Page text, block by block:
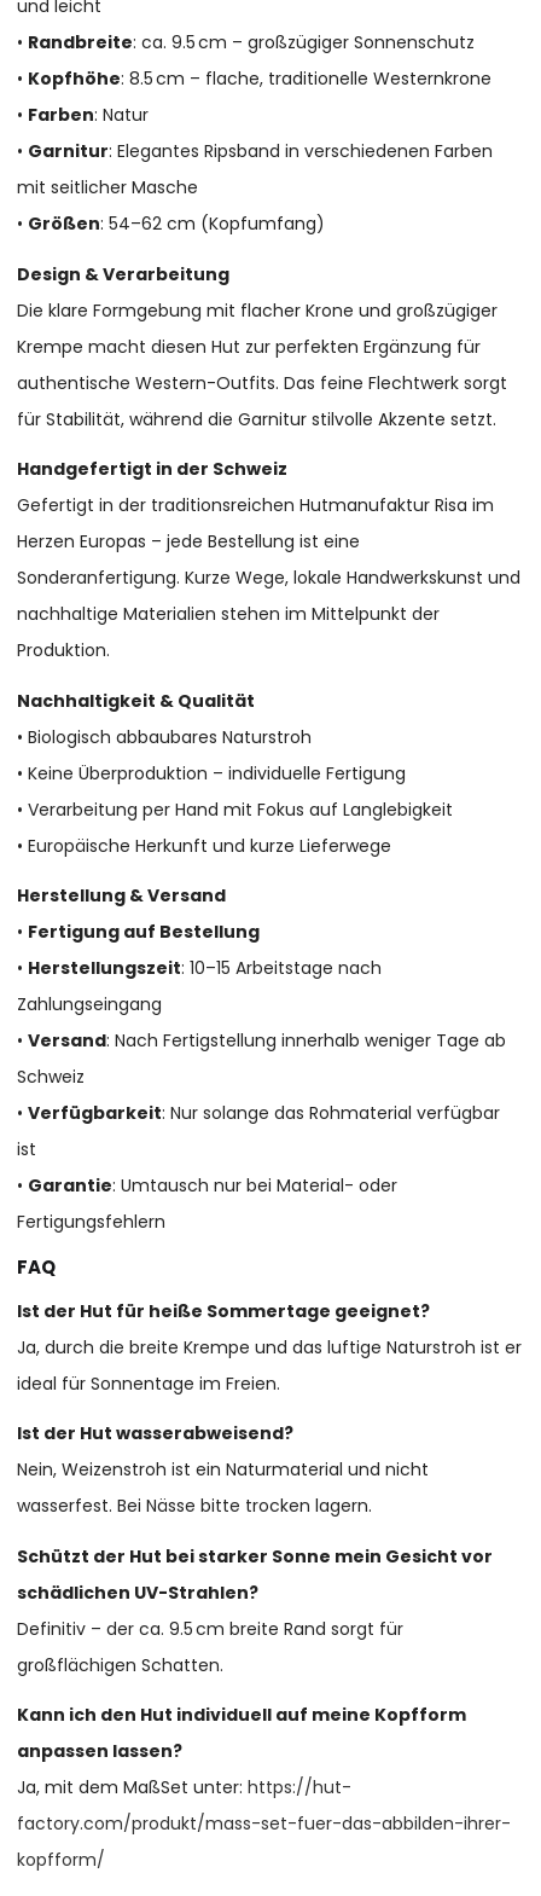
und leicht
• Randbreite: ca. 9.5 cm – großzügiger Sonnenschutz
• Kopfhöhe: 8.5 cm – flache, traditionelle Westernkrone
• Farben: Natur
• Garnitur: Elegantes Ripsband in verschiedenen Farben
mit seitlicher Masche
• Größen: 54–62 cm (Kopfumfang)
Design & Verarbeitung
Die klare Formgebung mit flacher Krone und großzügiger
Krempe macht diesen Hut zur perfekten Ergänzung für
authentische Western-Outfits. Das feine Flechtwerk sorgt
für Stabilität, während die Garnitur stilvolle Akzente setzt.
Handgefertigt in der Schweiz
Gefertigt in der traditionsreichen Hutmanufaktur Risa im
Herzen Europas – jede Bestellung ist eine
Sonderanfertigung. Kurze Wege, lokale Handwerkskunst und
nachhaltige Materialien stehen im Mittelpunkt der
Produktion.
Nachhaltigkeit & Qualität
• Biologisch abbaubares Naturstroh
• Keine Überproduktion – individuelle Fertigung
• Verarbeitung per Hand mit Fokus auf Langlebigkeit
• Europäische Herkunft und kurze Lieferwege
Herstellung & Versand
• Fertigung auf Bestellung
• Herstellungszeit: 10–15 Arbeitstage nach
Zahlungseingang
•Versand: Nach Fertigstellung innerhalb weniger Tage ab
Schweiz
•Verfügbarkeit: Nur solange das Rohmaterial verfügbar
ist
• Garantie: Umtausch nur bei Material- oder
Fertigungsfehlern
FAQ
Ist der Hut für heiße Sommertage geeignet?
Ja, durch die breite Krempe und das luftige Naturstroh ist er
ideal für Sonnentage im Freien.
Ist der Hut wasserabweisend?
Nein, Weizenstroh ist ein Naturmaterial und nicht
wasserfest. Bei Nässe bitte trocken lagern.
Schützt der Hut bei starker Sonne mein Gesicht vor
schädlichen UV-Strahlen?
Definitiv – der ca. 9.5 cm breite Rand sorgt für
großflächigen Schatten.
Kann ich den Hut individuell auf meine Kopfform
anpassen lassen?
Ja, mit dem MaßSet unter:https://hut-
factory.com/produkt/mass-set-fuer-das-abbilden-ihrer-
kopfform/